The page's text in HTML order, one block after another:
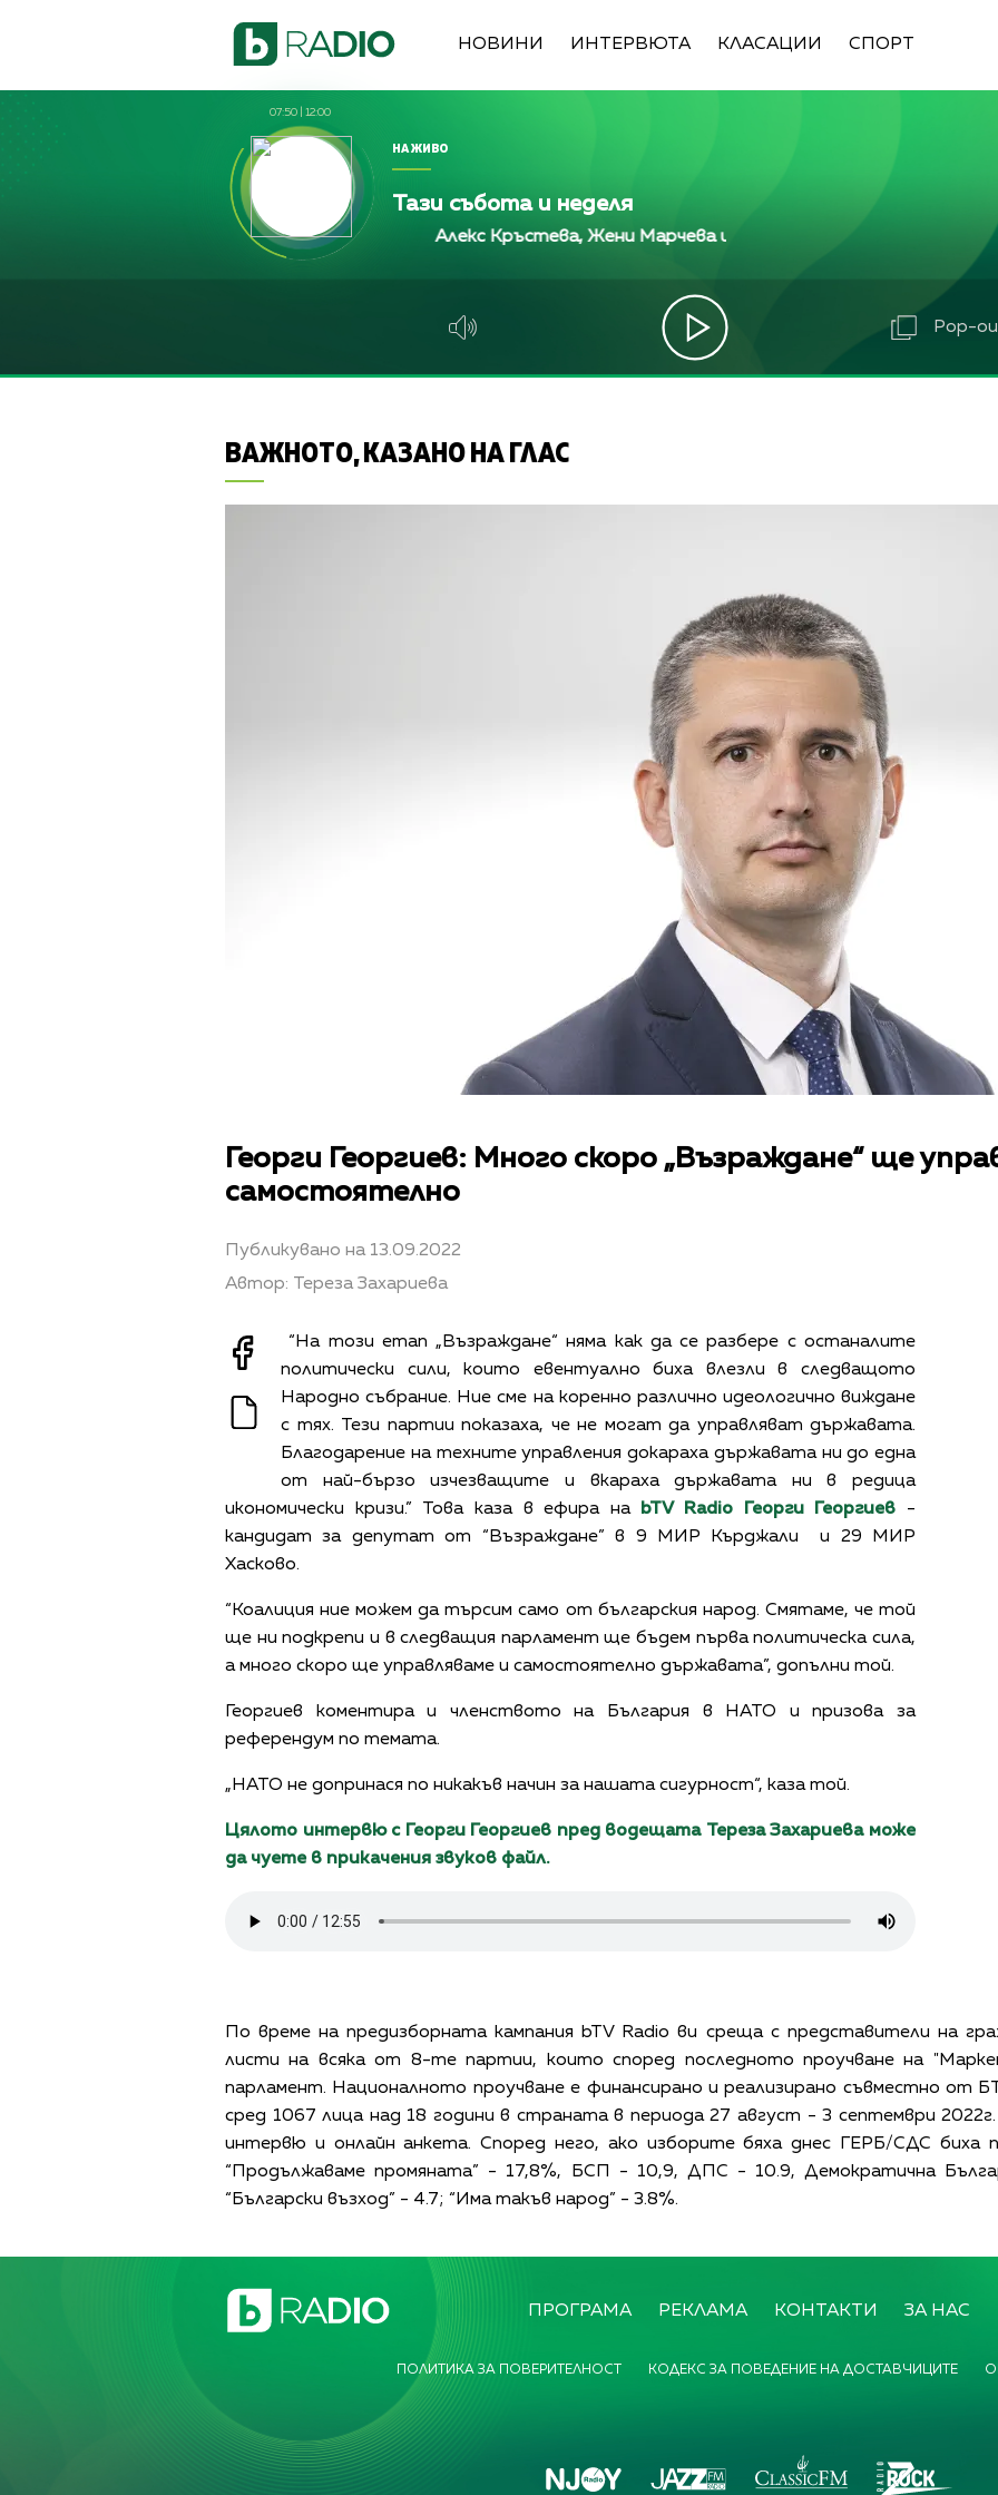
НОВИНИ ИНТЕРВЮТА КЛАСАЦИИ СПОРТ
07:50 12:00
НА ЖИВО
Тази събота и неделя
Алекс Кръстева, Жени Марчева и Диана Любенова
Алекс
Алекс
Алекс
Pop-
ВАЖНОТО, КАЗАНО НА ГЛАС
Георги Георгиев: Много скоро „Възраждане“ ще
самостоятелно
Публикувано на 13.09.2022
Автор: Тереза Захариева
“На този етап „Възраждане“ няма как да се разбере с останалите
политически сили, които евентуално биха влезли в следващото
Народно събрание. Ние сме на коренно различно идеологично виждане
с тях. Тези партии показаха, че не могат да управляват държавата.
Благодарение на техните управления докараха държавата ни до една
от най-бързо изчезващите и вкараха държавата ни в редица
икономически кризи.” Това каза в ефира на
bTV Radio Георги Георгиев -
кандидат за депутат от “Възраждане” в 9 МИР Кърджали и 29 МИР
Хасково.
“Коалиция ние можем да търсим само от българския народ. Смятаме, че той
ще ни подкрепи и в следващия парламент ще бъдем първа политическа сила,
а много скоро ще управляваме и самостоятелно държавата”, допълни той.
Георгиев коментира и членството на България в НАТО и призова за
референдум по темата.
„НАТО не допринася по никакъв начин за нашата сигурност“, каза той.
Цялото интервю с Георги Георгиев пред водещата Тереза Захариева може
да чуете в прикачения звуков файл.
По време на предизборната кампания bTV Radio ви срещa с представители на
листи на всяка от 8-те партии, които според последното проучване на
парламент. Националното проучване е финансирано и реализирано съвместно от
сред 1067 лица над 18 години в страната в периода 27 август - 3 септември
интервю и онлайн анкета. Според него, ако изборите бяха днес ГЕРБ/СДС биха
“Продължаваме промяната” - 17,8%, БСП - 10,9, ДПС - 10.9, Демократична
“Български възход” - 4.7; “Има такъв народ” - 3.8%.
ПРОГРАМА РЕКЛАМА КОНТАКТИ ЗА НАС
ПОЛИТИКА ЗА ПОВЕРИТЕЛНОСТ КОДЕКС ЗА ПОВЕДЕНИЕ НА ДОСТАВЧИЦИТЕ